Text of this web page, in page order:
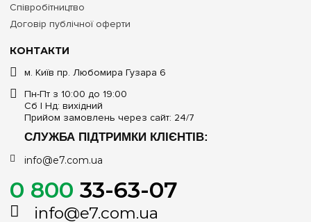
КОНТАКТИ
м. Київ пр. Любомира Гузара 6
Пн-Пт з 10:00 до 19:00
Сб | Нд: вихідний
Прийом замовлень через сайт: 24/7
СЛУЖБА ПІДТРИМКИ КЛІЄНТІВ:
info@e7.com.ua
0 800 33-63-07
info@e7.com.ua
Співробітництво
Договір публічної оферти